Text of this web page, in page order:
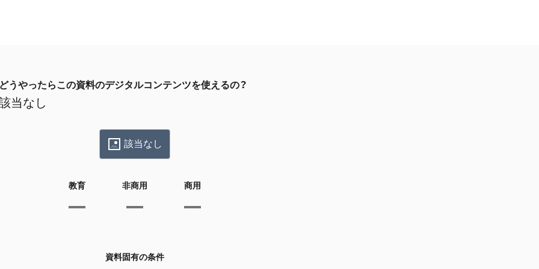
どうやったらこの資料のデジタルコンテンツを使えるの？
当なし
該当なし
教育 非商用 商用
資料固有の条件